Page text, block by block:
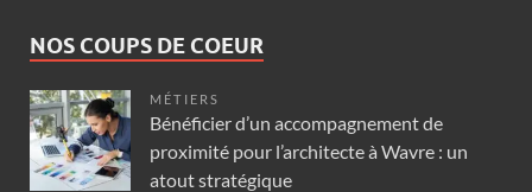
NOS COUPS DE COEUR
MÉTIERS
Bénéficier d’un accompagnement de
proximité pour l’architecte à Wavre : un
atout stratégique